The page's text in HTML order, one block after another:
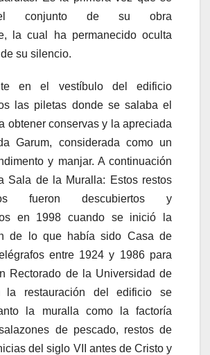
el conjunto de su obra
la cual ha permanecido oculta
su silencio.
en el vestíbulo del edificio
las piletas donde se salaba el
obtener conservas y la apreciada
Garum, considerada como un
y manjar. A continuación
Sala de la Muralla: Estos restos
fueron descubiertos y
en 1998 cuando se inició la
de lo que había sido Casa de
entre 1924 y 1986 para
Rectorado de la Universidad de
la restauración del edificio se
la muralla como la factoría
de pescado, restos de
del siglo VII antes de Cristo y